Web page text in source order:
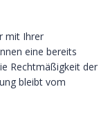
mit Ihrer
eine bereits
Rechtmäßigkeit der
bleibt vom